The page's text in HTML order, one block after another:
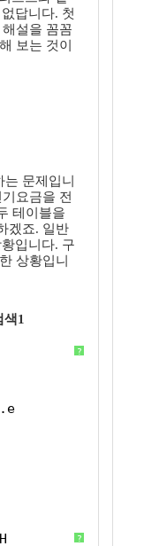
답니다. 첫
설을 꼼꼼
보는 것이
문제입니
요금을 전
테이블을
겠죠. 일반
입니다. 구
상황입니
1
?
?
S